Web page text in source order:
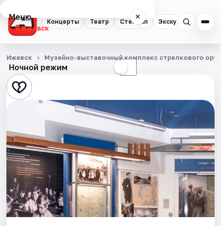
Концерты Театр Стендап Экскурсии
Меню ×
Ижевск
Концерты
Театр
Стендап
Экскурсии
Спорт
События
Города
Ночной режим ☾
Ижевск Музейно-выставочный комплекс стрелкового